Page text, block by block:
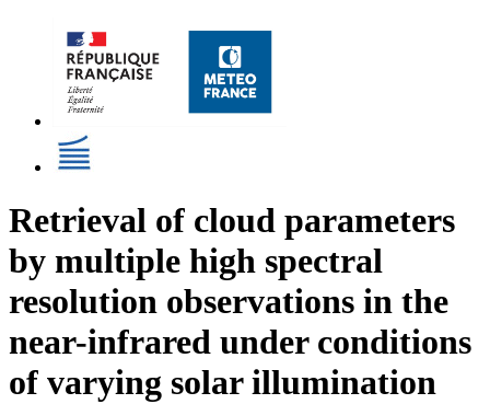
Retrieval of cloud parameters
by multiple high spectral
resolution observations in the
near-infrared under conditions
of varying solar illumination